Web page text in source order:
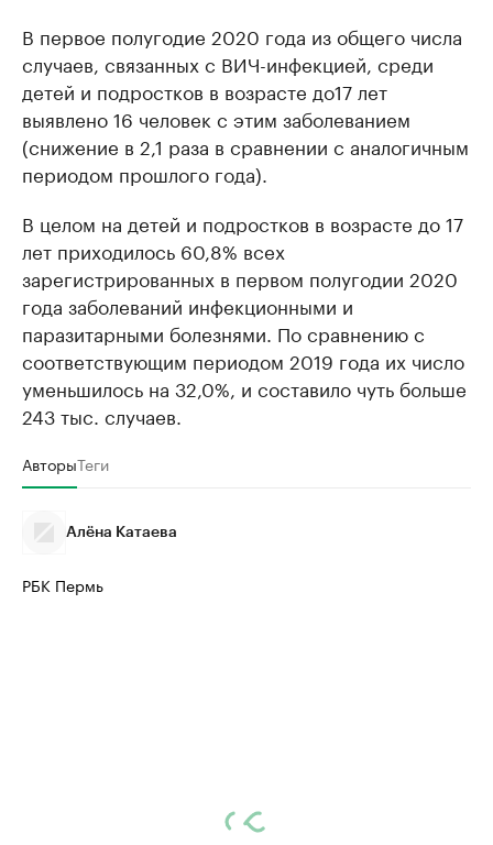
В первое полугодие 2020 года из общего числа
случаев, связанных с ВИЧ-инфекцией, среди
детей и подростков в возрасте до17 лет
выявлено 16 человек с этим заболеванием
(снижение в 2,1 раза в сравнении с аналогичным
периодом прошлого года).
В целом на детей и подростков в возрасте до 17
лет приходилось 60,8% всех
зарегистрированных в первом полугодии 2020
года заболеваний инфекционными и
паразитарными болезнями. По сравнению с
соответствующим периодом 2019 года их число
уменьшилось на 32,0%, и составило чуть больше
243 тыс. случаев.
АвторыТеги
Алёна Катаева
РБК Пермь